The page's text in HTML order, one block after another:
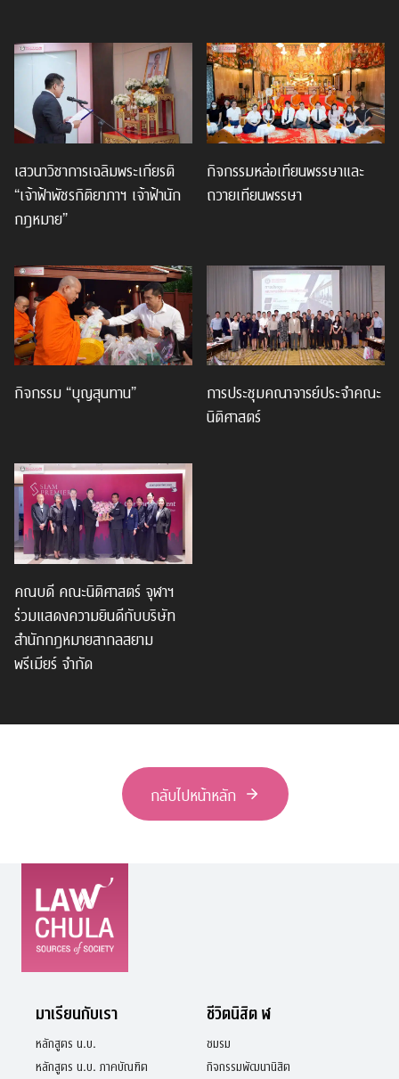
เสวนาวิชาการเฉลิมพระเกียรติ
“เจ้าฟ้าพัชรกิติยาภาฯ เจ้าฟ้านัก
กฎหมาย”
กิจกรรมหล่อเทียนพรรษาและ
ถวายเทียนพรรษา
กิจกรรม “บุญสุนทาน”
การประชุมคณาจารย์ประจำคณะ
นิติศาสตร์
คณบดี คณะนิติศาสตร์ จุฬาฯ
ร่วมแสดงความยินดีกับบริษัท
สำนักกฎหมายสากลสยาม
พรีเมียร์ จำกัด
กลับไปหน้าหลัก
มาเรียนกับเรา
หลักสูตร น.บ.
หลักสูตร น.บ. ภาคบัณฑิต
ชีวิตนิสิต ฬ
ชมรม
กิจกรรมพัฒนานิสิต